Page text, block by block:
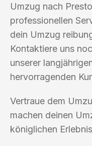
Umzug nach
professionellen
dein Umzug
Kontaktiere uns
unserer
hervorragenden
Vertraue dem
machen deinen
königlichen